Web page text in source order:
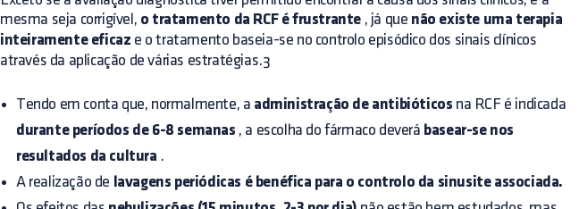
mesma seja corrigível, o tratamento da RCF é frustrante , já que não existe uma terapia
inteiramente eficaz e o tratamento baseia-se no controlo episódico dos sinais clínicos
através da aplicação de várias estratégias.3
Tendo em conta que, normalmente, a administração de antibióticos na RCF é indicada
durante períodos de 6-8 semanas , a escolha do fármaco deverá basear-se nos
resultados da cultura .
A realização de lavagens periódicas é benéfica para o controlo da sinusite associada.